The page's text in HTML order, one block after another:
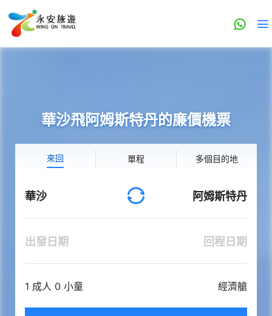
華沙飛阿姆斯特丹的廉價機票
來回 單程 多個目的地
華沙 阿姆斯特丹
出發日期 回程日期
1 成人 0 小童 經濟艙